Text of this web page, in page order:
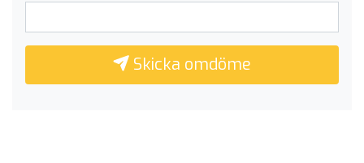
Skicka omdöme